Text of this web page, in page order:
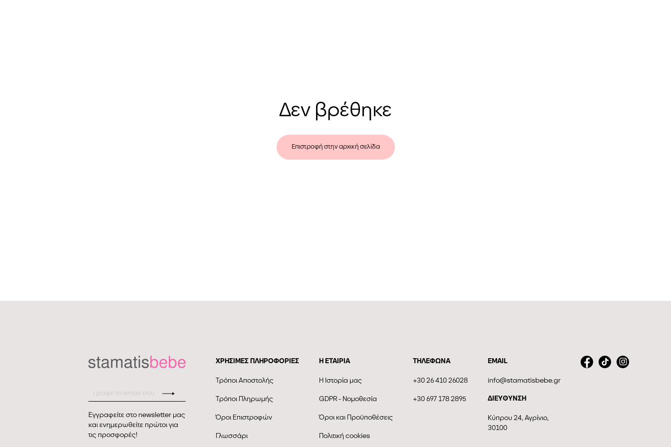
Δεν βρέθηκε
Επιστροφή στην αρχική σελίδα
Εγγραφείτε στο newsletter μας
και ενημερωθείτε πρώτοι για
τις προσφορές!
ΧΡΗΣΙΜΕΣ ΠΛΗΡΟΦΟΡΙΕΣ
Τρόποι Αποστολής
Τρόποι Πληρωμής
Όροι Επιστροφών
Γλωσσάρι
Η ΕΤΑΙΡΊΑ
Η Ιστορία μας
GDPR - Νομοθεσία
Όροι και Προϋποθέσεις
Πολιτική cookies
ΤΗΛΕΦΩΝΑ
+30 26 410 26028
+30 697 178 2895
EMAIL
info@stamatisbebe.gr
ΔΙΕΥΘΥΝΣΗ
Κύπρου 24, Αγρίνιο,
30100